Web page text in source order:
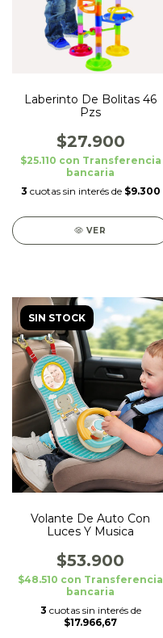
Laberinto De Bolitas 46
Pzs
$27.900
$25.110 con Transferencia
bancaria
3 cuotas sin interés de $9.300
VER
SIN STOCK
Volante De Auto Con
Luces Y Musica
$53.900
$48.510 con Transferencia
bancaria
3 cuotas sin interés de
$17.966,67